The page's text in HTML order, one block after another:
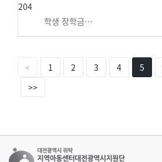
204
학생 장학금…
< 1 2 3 4 5
>>